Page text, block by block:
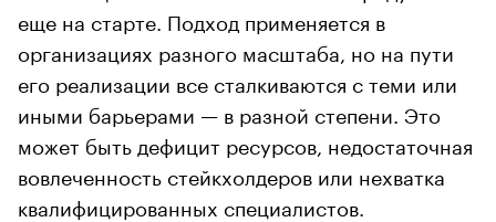
еще на старте. Подход применяется в
организациях разного масштаба, но на пути
его реализации все сталкиваются с теми или
иными барьерами — в разной степени. Это
может быть дефицит ресурсов, недостаточная
вовлеченность стейкхолдеров или нехватка
квалифицированных специалистов.